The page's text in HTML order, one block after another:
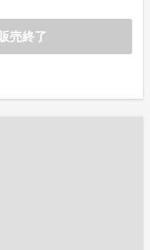
販売終了